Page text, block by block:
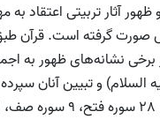
آثار تربيتى اعتقاد به
گرفته است. قرآن
برخى نشانه‌های ظهور به